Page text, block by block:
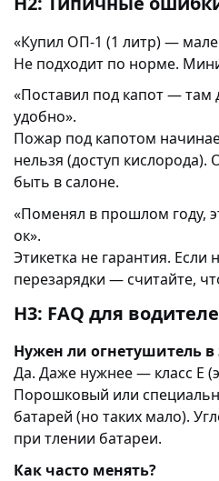
«Купил ОП-1 (1 литр) —
Не подходит по норме.
«Поставил под капот — там
удобно».
Пожар под капотом
нельзя (доступ
быть в салоне.
«Поменял в прошлом году,
ок».
Этикетка не гарантия. Если
перезарядки — считайте,
H3: FAQ для
Нужен ли огнетушитель в
Да. Даже нужнее — класс E
Порошковый или
батарей (но таких мало).
при тлении батареи.
Как часто менять?